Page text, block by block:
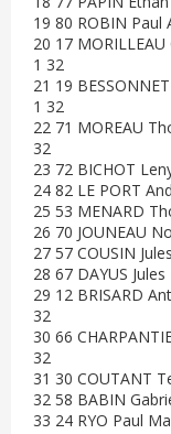
19 80 ROBIN Paul
20 17
1 32
21 19
1 32
22 71 MOREAU
32
23 72 BICHOT
24 82 LE PORT
25 53 MENARD
26 70 JOUNEAU
27 57 COUSIN
28 67 DAYUS
29 12 BRISARD
32
30 66
32
31 30 COUTANT
32 58 BABIN
33 24 RYO Paul